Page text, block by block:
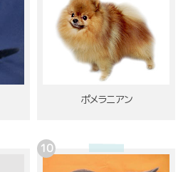
ポメラニアン